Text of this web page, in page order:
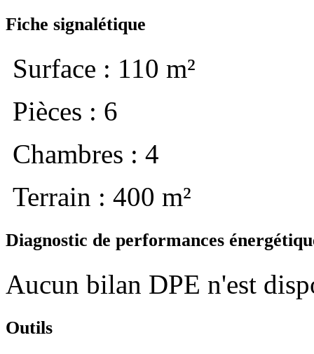
Fiche signalétique
Surface : 110 m²
Pièces : 6
Chambres : 4
Terrain : 400 m²
Diagnostic de performances
Aucun bilan DPE n'est
Outils